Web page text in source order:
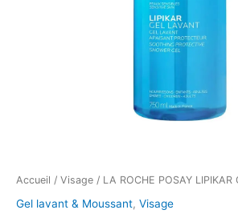
Accueil / Visage / LA ROCHE POSAY LIPIKAR
Gel lavant & Moussant, Visage